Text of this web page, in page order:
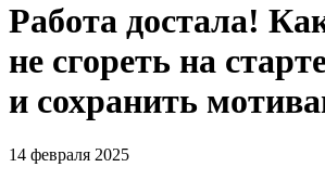
Работа достала!
не сгореть на
и сохранить
14 февраля 2025